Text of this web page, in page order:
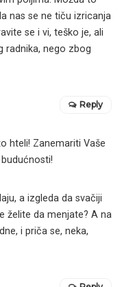
nas se ne tiču izricanja
se i vi, teško je, ali
radnika, nego zbog
hteli! Zanemariti Vaše
a izgleda da svačiji
želite da menjate? A na
i priča se, neka,
Reply